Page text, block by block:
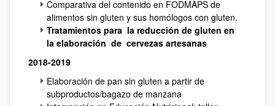
Comparativa del contenido en FODMAPS de
alimentos sin gluten y sus homólogos con gluten.
Tratamientos para la reducción de gluten en
la elaboración de cervezas artesanas
2018-2019
Elaboración de pan sin gluten a partir de
subproductos/bagazo de manzana